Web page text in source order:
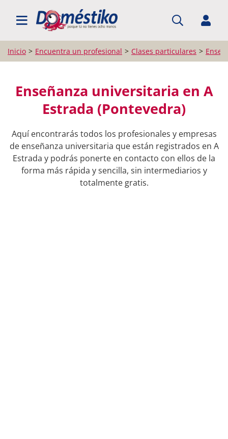
BUSCAR PROFESIONALES
Inicio Encuentra un profesional Clases particulares
Enseñanza universitaria en A
Estrada (Pontevedra)
Aquí encontrarás todos los profesionales y empresas
de enseñanza universitaria que están registrados en A
Estrada y podrás ponerte en contacto con ellos de la
forma más rápida y sencilla, sin intermediarios y
totalmente gratis.